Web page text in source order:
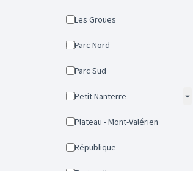
Les Groues
Parc Nord
Parc Sud
Petit Nanterre
Plateau - Mont-Valérien
République